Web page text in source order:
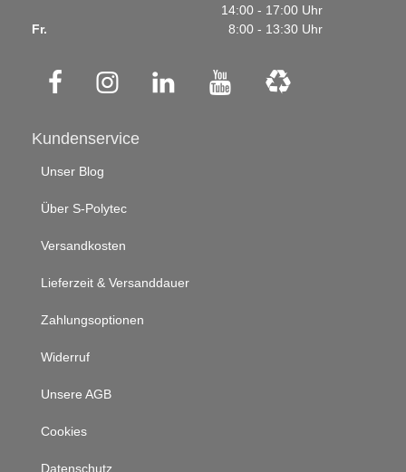
14:00 - 17:00 Uhr
Fr.
8:00 - 13:30 Uhr
Kundenservice
Unser Blog
Über S-Polytec
Versandkosten
Lieferzeit & Versanddauer
Zahlungsoptionen
Widerruf
Unsere AGB
Cookies
Datenschutz